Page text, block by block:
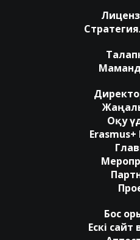
Оқу
Erasmus+
Бос
Ескі сайт